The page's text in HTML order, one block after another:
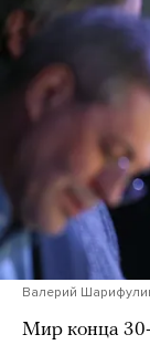
Валерий
Мир конца